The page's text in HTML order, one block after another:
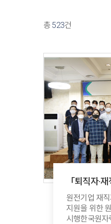
총 523건
「퇴직자·
원전해체 기
원전기업 재
지원을 위한
시행한국원